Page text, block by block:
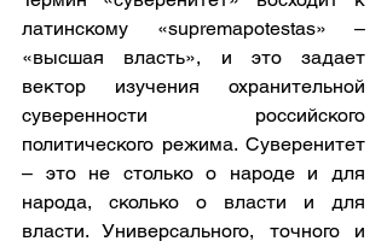
латинскому «supremapotestas» –
«высшая власть», и это задает
вектор изучения охранительной
суверенности российского
политического режима. Суверенитет
– это не столько о народе и для
народа, сколько о власти и для
власти. Универсального, точного и